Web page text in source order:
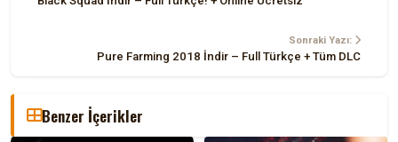
Sonraki Yazı:
Pure Farming 2018 İndir – Full Türkçe + Tüm DLC
Benzer İçerikler